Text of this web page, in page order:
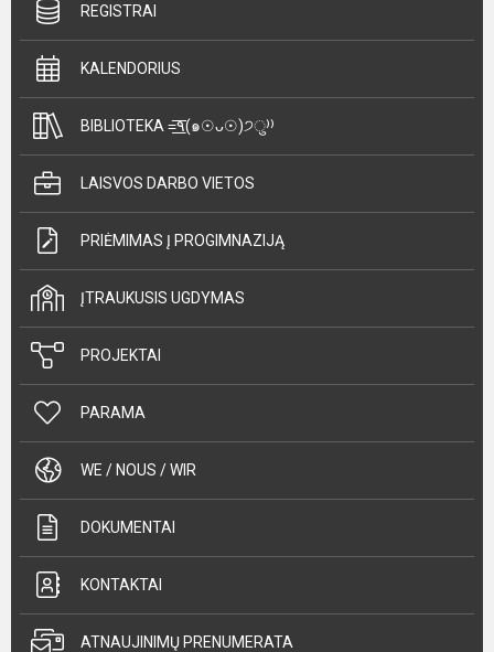
REGISTRAI
KALENDORIUS
BIBLIOTEKA =͟͟͞͞٩(๑☉ᴗ☉)੭ु⁾⁾
LAISVOS DARBO VIETOS
PRIĖMIMAS Į PROGIMNAZIJĄ
ĮTRAUKUSIS UGDYMAS
PROJEKTAI
PARAMA
WE / NOUS / WIR
DOKUMENTAI
KONTAKTAI
ATNAUJINIMŲ PRENUMERATA